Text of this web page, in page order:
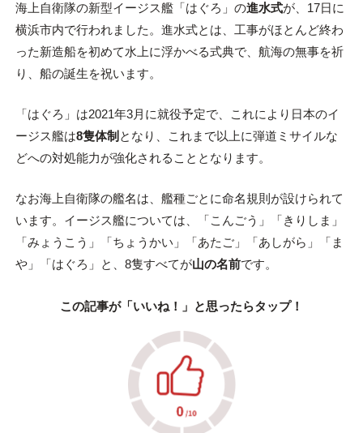
海上自衛隊の新型イージス艦「はぐろ」の進水式が、17日に
横浜市内で行われました。進水式とは、工事がほとんど終わ
った新造船を初めて水上に浮かべる式典で、航海の無事を祈
り、船の誕生を祝います。
「はぐろ」は2021年3月に就役予定で、これにより日本のイ
ージス艦は8隻体制 となり、これまで以上に弾道ミサイルな
どへの対処能力が強化されることとなります。
なお海上自衛隊の艦名は、艦種ごとに命名規則が設けられて
います。イージス艦については、「こんごう」「きりしま」
「みょうこう」「ちょうかい」「あたご」「あしがら」「ま
や」「はぐろ」と、8隻すべてが山の名前です。
この記事が「いいね！」と思ったらタップ！